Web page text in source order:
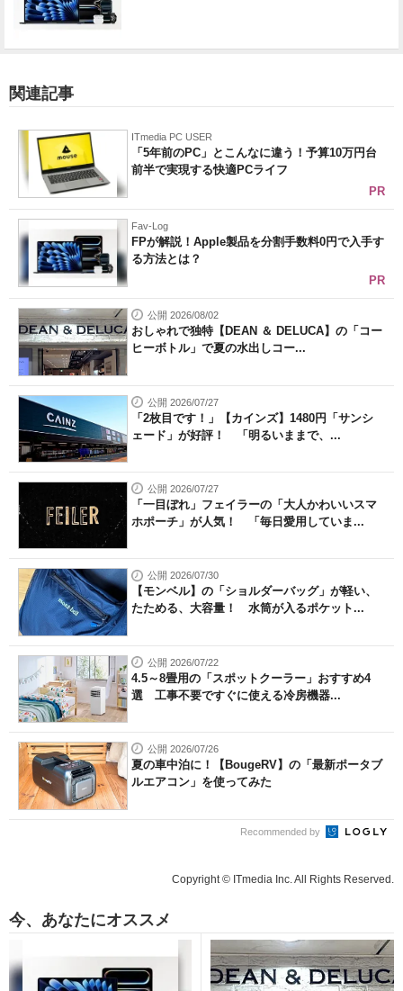
関連記事
ITmedia PC USER
「5年前のPC」とこんなに違う！予算10万円台
前半で実現する快適PCライフ
PR
Fav-Log
FPが解説！Apple製品を分割手数料0円で入手す
る方法とは？
PR
公開 2026/08/02
おしゃれで独特【DEAN ＆ DELUCA】の「コー
ヒーボトル」で夏の水出しコー...
公開 2026/07/27
「2枚目です！」【カインズ】1480円「サンシ
ェード」が好評！ 「明るいままで、...
公開 2026/07/27
「一目ぼれ」フェイラーの「大人かわいいスマ
ホポーチ」が人気！ 「毎日愛用していま...
公開 2026/07/30
【モンベル】の「ショルダーバッグ」が軽い、
たためる、大容量！ 水筒が入るポケット...
公開 2026/07/22
4.5～8畳用の「スポットクーラー」おすすめ4
選 工事不要ですぐに使える冷房機器...
公開 2026/07/26
夏の車中泊に！【BougeRV】の「最新ポータブ
ルエアコン」を使ってみた
Recommended by
Copyright © ITmedia Inc. All Rights Reserved.
今、あなたにオススメ